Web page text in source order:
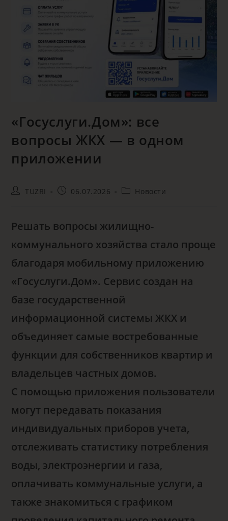
«Госуслуги.Дом»: все
вопросы ЖКХ — в одном
приложении
TUZRI 06.07.2026 Новости
Решать вопросы жилищно-
коммунального хозяйства стало проще
благодаря мобильному приложению
«Госуслуги.Дом». Сервис создан на
базе государственной
информационной системы ЖКХ и
объединяет самые востребованные
функции для собственников квартир и
владельцев частных домов.
С помощью приложения пользователи
могут передавать показания
индивидуальных приборов учета,
отслеживать статистику потребления
воды, электроэнергии и газа,
оплачивать коммунальные услуги, а
также знакомиться с графиком